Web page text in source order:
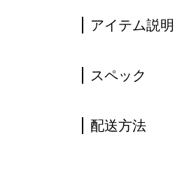
アイテム説明
スペック
配送方法